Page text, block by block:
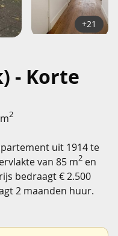
- Korte
2
+21
uit 1914 te
van 85 m2 en
bedraagt € 2.500
2 maanden huur.